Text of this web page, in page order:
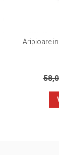
Aripioare